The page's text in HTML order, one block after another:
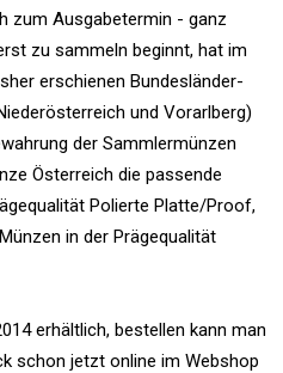
zum Ausgabetermin - ganz
zu sammeln beginnt, hat im
erschienen Bundesländer-
und Vorarlberg)
der Sammlermünzen
Österreich die passende
Polierte Platte/Proof,
in der Prägequalität
erhältlich, bestellen kann man
schon jetzt online im Webshop